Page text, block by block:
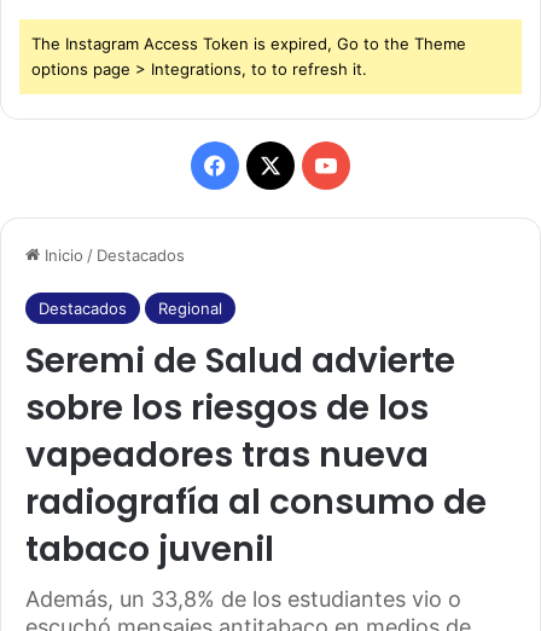
Inicio / Destacados
Destacados Regional
Seremi de Salud advierte
sobre los riesgos de los
vapeadores tras nueva
radiografía al consumo de
tabaco juvenil
Además, un 33,8% de los estudiantes vio o
The Instagram Access Token is expired, Go to the Theme
options page > Integrations, to to refresh it.
F
a
e
b
o
o
k
X
Y
o
u
b
e